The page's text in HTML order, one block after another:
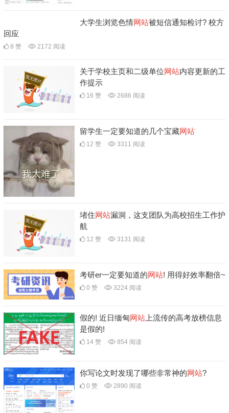
大学生浏览色情网站被短信通知检讨? 校方
回应
8 赞 2172 阅读
关于学校主页和二级单位网站内容更新的工
作提示
16 赞 2686 阅读
留学生一定要知道的几个宝藏网站
12 赞 3311 阅读
堵住网站漏洞，这支团队为高校招生工作护
航
12 赞 3131 阅读
考研er一定要知道的网站! 用得好效率翻倍~
0 赞 3224 阅读
假的! 近日缅甸网站上流传的高考放榜信息
是假的!
14 赞 854 阅读
你写论文时发现了哪些非常神的网站?
0 赞 2890 阅读